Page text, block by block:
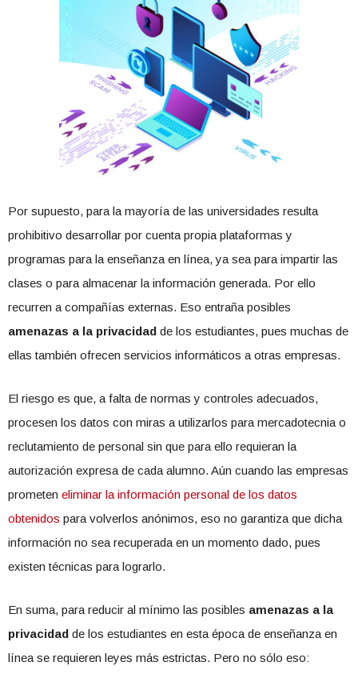
Por supuesto, para la mayoría de las universidades resulta
prohibitivo desarrollar por cuenta propia plataformas y
programas para la enseñanza en línea, ya sea para impartir las
clases o para almacenar la información generada. Por ello
recurren a compañías externas. Eso entraña posibles
amenazas a la privacidad de los estudiantes, pues muchas de
ellas también ofrecen servicios informáticos a otras empresas.
El riesgo es que, a falta de normas y controles adecuados,
procesen los datos con miras a utilizarlos para mercadotecnia o
reclutamiento de personal sin que para ello requieran la
autorización expresa de cada alumno. Aún cuando las empresas
prometen eliminar la información personal de los datos
obtenidos para volverlos anónimos, eso no garantiza que dicha
información no sea recuperada en un momento dado, pues
existen técnicas para lograrlo.
En suma, para reducir al mínimo las posibles amenazas a la
privacidad de los estudiantes en esta época de enseñanza en
línea se requieren leyes más estrictas. Pero no sólo eso: